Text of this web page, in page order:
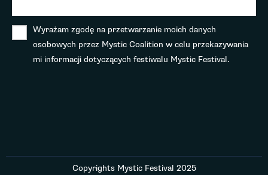
Wyrażam zgodę na przetwarzanie moich danych
osobowych przez Mystic Coalition w celu przekazywania
mi informacji dotyczących festiwalu Mystic Festival.
Copyrights Mystic Festival 2025